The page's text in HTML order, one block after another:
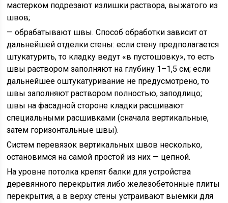
мастерком подрезают излишки раствора, выжатого из
швов;
— обрабатывают швы. Способ обработки зависит от
дальнейшей отделки стены: если стену предполагается
штукатурить, то кладку ведут «в пустошовку», то есть
швы раствором заполняют на глубину 1–1,5 см; если
дальнейшее оштукатуривание не предусмотрено, то
швы заполняют раствором полностью, заподлицо;
швы на фасадной стороне кладки расшивают
специальными расшивками (сначала вертикальные,
затем горизонтальные швы).
Систем перевязок вертикальных швов несколько,
остановимся на самой простой из них — цепной.
На уровне потолка крепят балки для устройства
деревянного перекрытия либо железобетонные плиты
перекрытия, а в верху стены устраивают выемки для